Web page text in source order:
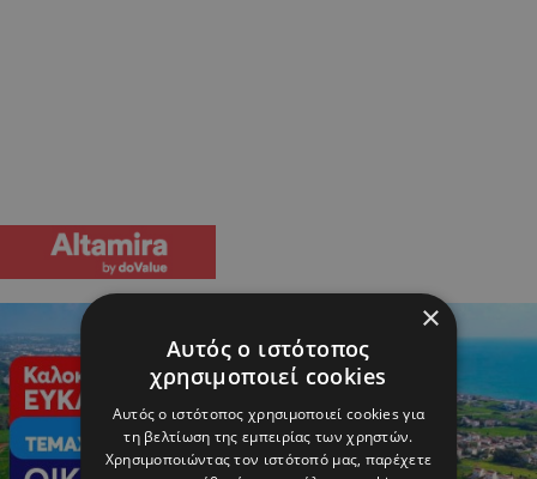
×
Αυτός ο ιστότοπος
χρησιμοποιεί cookies
Αυτός ο ιστότοπος χρησιμοποιεί cookies για
τη βελτίωση της εμπειρίας των χρηστών.
Χρησιμοποιώντας τον ιστότοπό μας, παρέχετε